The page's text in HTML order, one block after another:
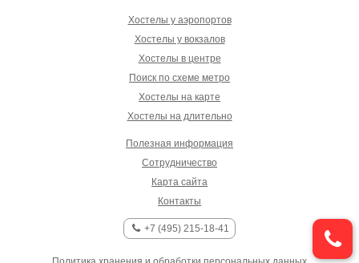
Хостелы у аэропортов
Хостелы у вокзалов
Хостелы в центре
Поиск по схеме метро
Хостелы на карте
Хостелы на длительно
Полезная информация
Сотрудничество
Карта сайта
Контакты
+7 (495) 215-18-41